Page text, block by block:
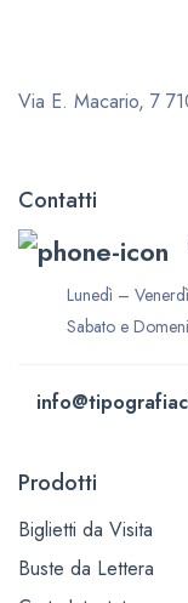
Via E. Macario, 7
Contatti
Lunedì –
Sabato e
Prodotti
Biglietti da Visita
Buste da Lettera